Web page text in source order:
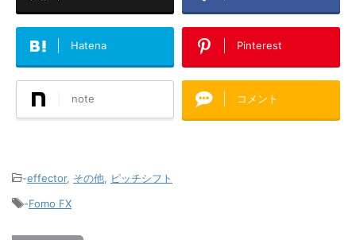
Hatena Pinterest
note コメント
-effector, その他
ピッチシフト
-Fomo FX